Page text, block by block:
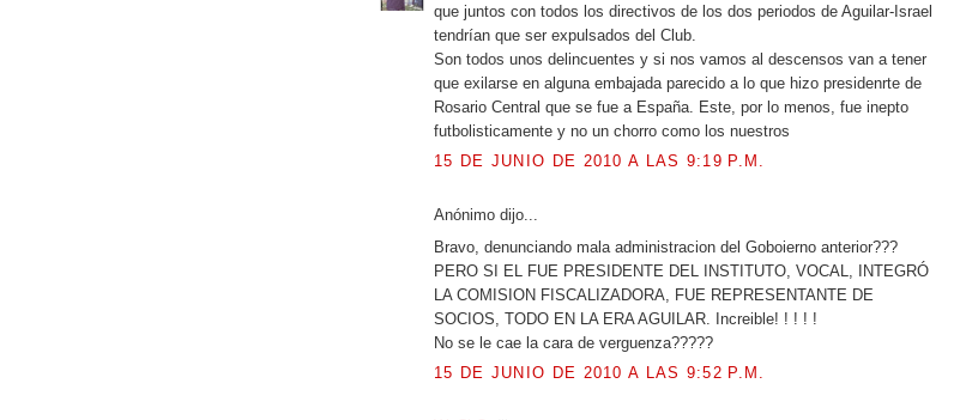
que juntos con todos los directivos de los dos periodos de Aguilar-Israel
tendrían que ser expulsados del Club.
Son todos unos delincuentes y si nos vamos al descensos van a tener
que exilarse en alguna embajada parecido a lo que hizo presidenrte de
Rosario Central que se fue a España. Este, por lo menos, fue inepto
futbolisticamente y no un chorro como los nuestros
15 DE JUNIO DE 2010 A LAS 9:19 P.M.
Anónimo dijo...
Bravo, denunciando mala administracion del Goboierno anterior???
PERO SI EL FUE PRESIDENTE DEL INSTITUTO, VOCAL, INTEGRÓ
LA COMISION FISCALIZADORA, FUE REPRESENTANTE DE
SOCIOS, TODO EN LA ERA AGUILAR. Increible! ! ! ! !
No se le cae la cara de verguenza?????
15 DE JUNIO DE 2010 A LAS 9:52 P.M.